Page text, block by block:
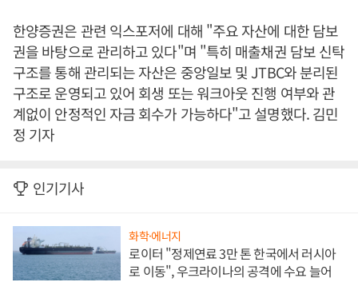
한양증권은 관련 익스포저에 대해 "주요 자산에 대한 담보
권을 바탕으로 관리하고 있다"며 "특히 매출채권 담보 신탁
구조를 통해 관리되는 자산은 중앙일보 및 JTBC와 분리된
구조로 운영되고 있어 회생 또는 워크아웃 진행 여부와 관
계없이 안정적인 자금 회수가 가능하다"고 설명했다. 김민
정 기자
인기기사
화학·에너지
로이터 "정제연료 3만 톤 한국에서 러시아
로 이동", 우크라이나의 공격에 수요 늘어